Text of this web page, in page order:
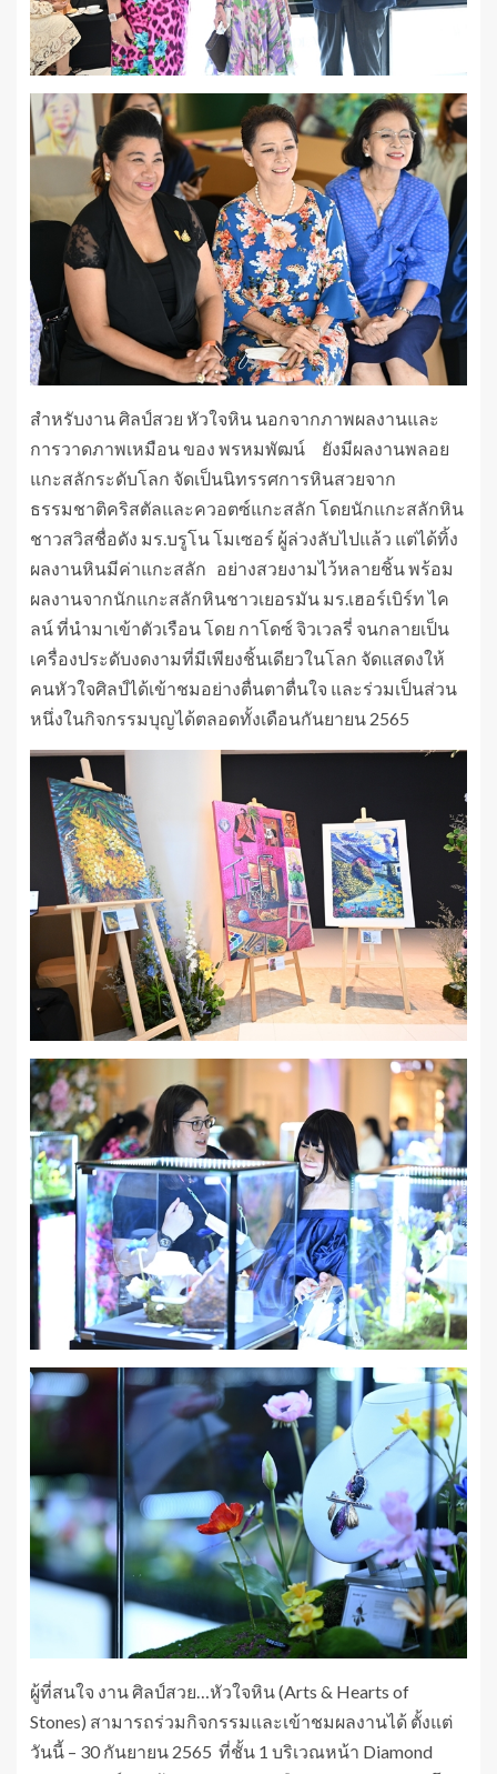
สำหรับงาน ศิลป์สวย หัวใจหิน นอกจากภาพผลงานและ
การวาดภาพเหมือน ของ พรหมพัฒน์ ยังมีผลงานพลอย
แกะสลักระดับโลก จัดเป็นนิทรรศการหินสวยจาก
ธรรมชาติคริสตัลและควอตซ์แกะสลัก โดยนักแกะสลักหิน
ชาวสวิสชื่อดัง มร.บรูโน โมเซอร์ ผู้ล่วงลับไปแล้ว แต่ได้ทิ้ง
ผลงานหินมีค่าแกะสลัก อย่างสวยงามไว้หลายชิ้น พร้อม
ผลงานจากนักแกะสลักหินชาวเยอรมัน มร.เฮอร์เบิร์ท ไค
ลน์ ที่นํามาเข้าตัวเรือน โดย กาโดซ์ จิวเวลรี่ จนกลายเป็น
เครื่องประดับงดงามที่มีเพียงชิ้นเดียวในโลก จัดแสดงให้
คนหัวใจศิลป์ได้เข้าชมอย่างตื่นตาตื่นใจ และร่วมเป็นส่วน
หนึ่งในกิจกรรมบุญได้ตลอดทั้งเดือนกันยายน 2565
ผู้ที่สนใจ งาน ศิลป์สวย…หัวใจหิน (Arts & Hearts of
Stones) สามารถร่วมกิจกรรมและเข้าชมผลงานได้ ตั้งแต่
วันนี้ – 30 กันยายน 2565 ที่ชั้น 1 บริเวณหน้า Diamond